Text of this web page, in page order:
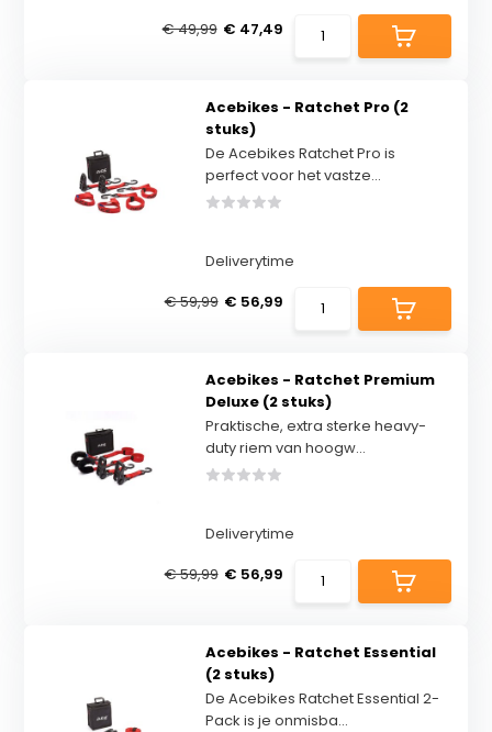
€ 49,99 € 47,49
Acebikes - Ratchet Pro (2
stuks)
De Acebikes Ratchet Pro is
perfect voor het vastze...
Deliverytime
€ 59,99 € 56,99
Acebikes - Ratchet Premium
Deluxe (2 stuks)
Praktische, extra sterke heavy-
duty riem van hoogw...
Deliverytime
€ 59,99 € 56,99
Acebikes - Ratchet Essential
(2 stuks)
De Acebikes Ratchet Essential 2-
Pack is je onmisba...